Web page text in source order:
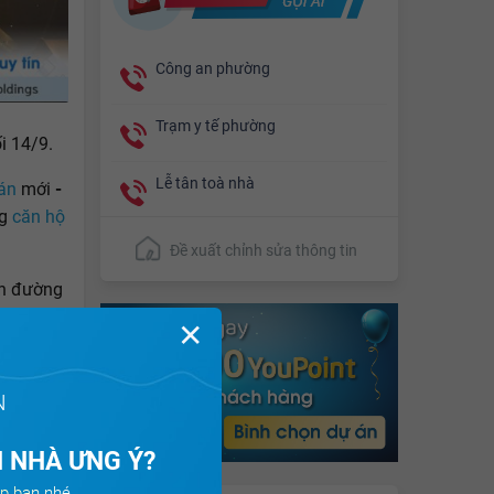
Công an phường
Trạm y tế phường
Lễ tân toà nhà
Đề xuất chỉnh sửa thông tin
14/9.
mới -
căn hộ
đường
cao
phòng
✕
ƯNG Ý?